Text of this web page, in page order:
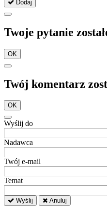
Dodaj
Twoje pytanie
OK
Twój komentarz
OK
Wyślij do
Nadawca
Twój e-mail
Temat
Wyślij Anuluj